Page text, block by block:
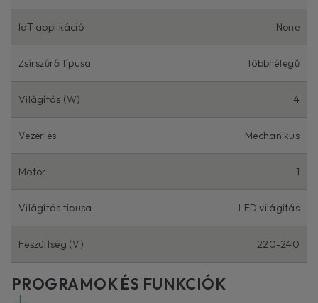
IoT applikáció None
Zsírszűrő típusa Többrétegű
Világítás (W) 4
Vezérlés Mechanikus
Motor 1
Világítás típusa LED világítás
Feszültség (V) 220-240
PROGRAMOK ÉS FUNKCIÓK